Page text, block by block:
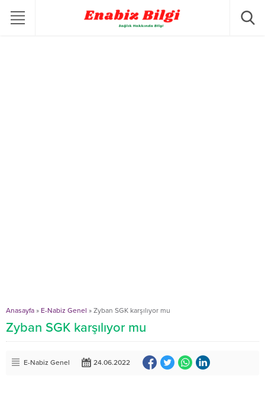
Anasayfa » E-Nabiz Genel » Zyban SGK karşılıyor mu
Zyban SGK karşılıyor mu
E-Nabiz Genel 24.06.2022